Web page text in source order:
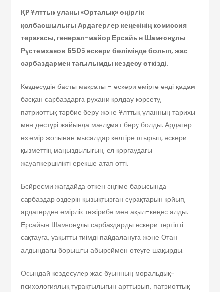
ҚР Ұлттық ұланы «Орталық» өңірлік
қолбасшылығы Ардагерлер кеңесінің комиссия
төрағасы, генерал-майор Ерсайын Шамғонұлы
Рүстемханов 6505 әскери бөлімінде болып, жас
сарбаздармен тағылымды кездесу өткізді.
Кездесудің басты мақсаты – әскери өмірге енді қадам
басқан сарбаздарға рухани қолдау көрсету,
патриоттық тәрбие беру және Ұлттық ұланның тарихы
мен дәстүрі жайында мағлұмат беру болды. Ардагер
өз өмір жолынан мысалдар келтіре отырып, әскери
қызметтің маңыздылығын, ел қорғаудағы
жауапкершілікті ерекше атап өтті.
Бейресми жағдайда өткен әңгіме барысында
сарбаздар өздерін қызықтырған сұрақтарын қойып,
ардагерден өмірлік тәжірибе мен ақыл-кеңес алды.
Ерсайын Шамғонұлы сарбаздарды әскери тәртіпті
сақтауға, уақытты тиімді пайдалануға және Отан
алдындағы борышты абыроймен өтеуге шақырды.
Осындай кездесулер жас буынның моральдық-
психологиялық тұрақтылығын арттырып, патриоттық